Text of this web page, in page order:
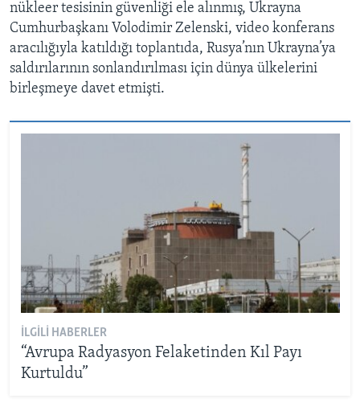
nükleer tesisinin güvenliği ele alınmış, Ukrayna
Cumhurbaşkanı Volodimir Zelenski, video konferans
aracılığıyla katıldığı toplantıda, Rusya’nın Ukrayna’ya
saldırılarının sonlandırılması için dünya ülkelerini
birleşmeye davet etmişti.
İLGILI HABERLER
“Avrupa Radyasyon Felaketinden Kıl Payı
Kurtuldu”